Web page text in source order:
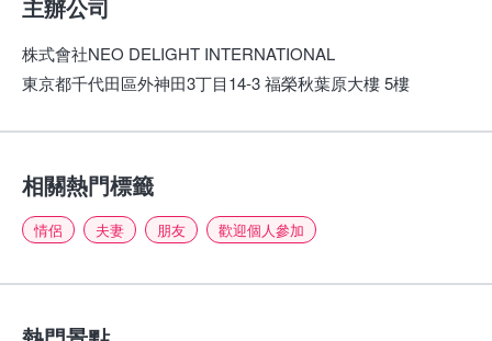
主辦公司
株式會社NEO DELIGHT INTERNATIONAL
東京都千代田區外神田3丁目14-3 福榮秋葉原大樓 5樓
相關熱門標籤
情侶 夫妻 朋友 歡迎個人參加